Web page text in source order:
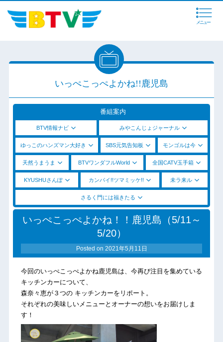
メニュー
いっぺこっぺよかね!!鹿児島
番組案内
BTV情報ナビ みやこんじょジャーナル
ゆっこのハンズマン大好き SBS元気告知板 モンゴルは今
天然うまうま BTVワンダフルWorld 全国CATV玉手箱
KYUSHUさんぽ カンパイ!!ツマミッケ!! 未ラ来ル
さるく門には福きたる
いっぺこっぺよかね！！鹿児島（5/11～
5/20）
Posted on 2021年5月11日
今回のいっぺこっぺよかね鹿児島は、今再び注目を集めている
キッチンカーについて、
森奈々恵が３つの キッチンカーをリポート。
それぞれの美味しいメニューとオーナーの想いをお届けしま
す！